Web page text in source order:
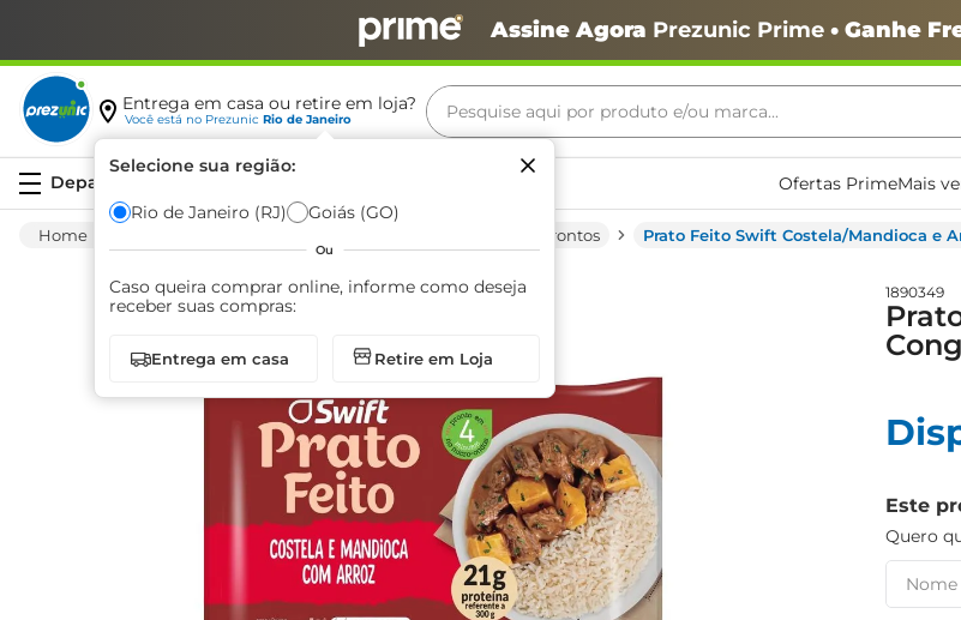
Assine Agora Prezunic Prime• Ganhe
Entrega em casa ou retire em loja?
Você está no Prezunic Rio de Janeiro
Selecione sua região:
Rio de Janeiro (RJ) Goiás (GO)
Ou
Caso queira comprar online, informe como deseja
receber suas compras:
Entrega em casa Retire em Loja
Pesquise aqui por produto e/ou marca...
Ofertas PrimeMais
Outros Pratos Prontos Prato Feito Swift Costela/Mandioca e
1890349
Este
Quero
Termos mais buscados
café
azeite
biscoito
arroz
iogurte
papel higiênico
cerveja